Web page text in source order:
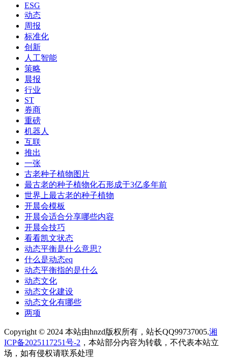
ESG
动态
周报
标准化
创新
人工智能
策略
晨报
行业
ST
券商
重磅
机器人
互联
推出
一张
古老种子植物图片
最古老的种子植物化石形成于3亿多年前
世界上最古老的种子植物
开晨会模板
开晨会适合分享哪些内容
开晨会技巧
看看凯文状态
动态平衡是什么意思?
什么是动态eq
动态平衡指的是什么
动态文化
动态文化建设
动态文化有哪些
两项
Copyright © 2024 本站由hnzd版权所有，站长QQ99737005.湘
ICP备2025117251号-2 ，本站部分内容为转载，不代表本站立
场，如有侵权请联系处理